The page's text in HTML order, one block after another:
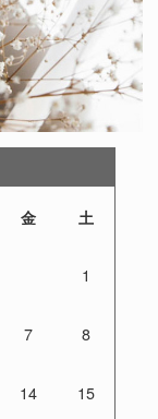
金 土
1
7 8
14 15